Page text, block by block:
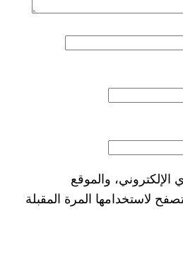
والموقع
لاستخدامها المرة المقبلة